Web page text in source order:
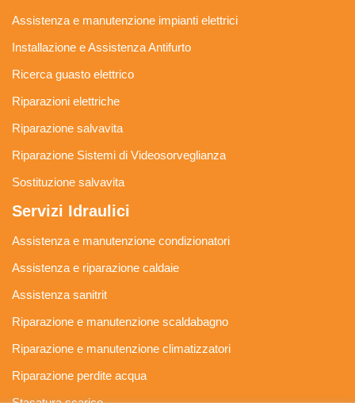
Assistenza e manutenzione impianti elettrici
Installazione e Assistenza Antifurto
Ricerca guasto elettrico
Riparazioni elettriche
Riparazione salvavita
Riparazione Sistemi di Videosorveglianza
Sostituzione salvavita
Servizi Idraulici
Assistenza e manutenzione condizionatori
Assistenza e riparazione caldaie
Assistenza sanitrit
Riparazione e manutenzione scaldabagno
Riparazione e manutenzione climatizzatori
Riparazione perdite acqua
Stasatura scarico